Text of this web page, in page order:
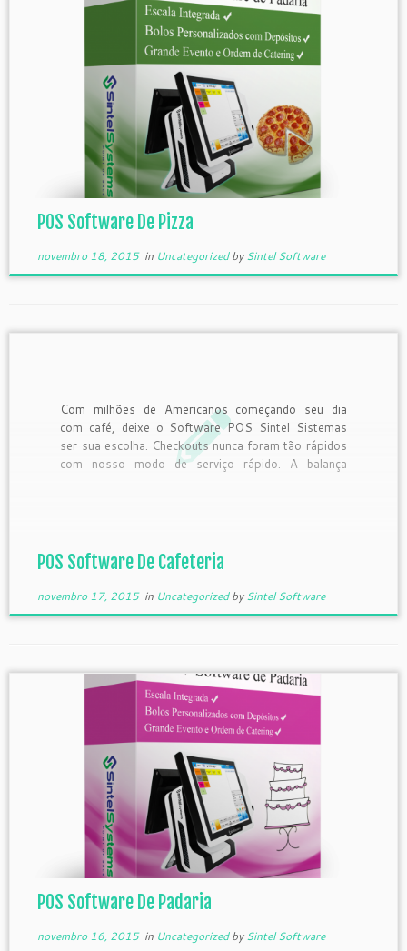
POS Software De Pizza
novembro 18, 2015in UncategorizedbySintel Software
Com milhões de Americanos começando seu dia
com café, deixe o Software POS Sintel Sistemas
ser sua escolha. Checkouts nunca foram tão rápidos
com nosso modo de serviço rápido. A balança
POS Software De Cafeteria
novembro 17, 2015in UncategorizedbySintel Software
POS Software De Padaria
novembro 16, 2015in UncategorizedbySintel Software